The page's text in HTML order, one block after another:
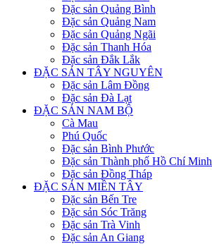
Đặc sản Quảng Bình
Đặc sản Quảng Nam
Đặc sản Quảng Ngãi
Đặc sản Thanh Hóa
Đặc sản Đắk Lắk
ĐẶC SẢN TÂY NGUYÊN
Đặc sản Lâm Đồng
Đặc sản Đà Lạt
ĐẶC SẢN NAM BỘ
Cà Mau
Phú Quốc
Đặc sản Bình Phước
Đặc sản Thành phố Hồ Chí Minh
Đặc sản Đồng Tháp
ĐẶC SẢN MIỀN TÂY
Đặc sản Bến Tre
Đặc sản Sóc Trăng
Đặc sản Trà Vinh
Đặc sản An Giang